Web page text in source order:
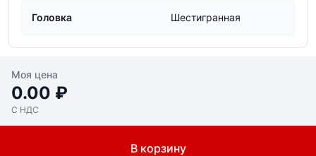
Головка Шестигранная
Моя цена
0.00 ₽
С НДС
В корзину